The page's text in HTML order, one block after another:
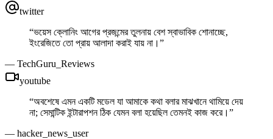
twitter
“ভয়েস ক্লোনিং আগের প্রজন্মের তুলনায় বেশ স্বাভাবিক শোনাচ্ছে,
ইংরেজিতে তো প্রায় আলাদা করাই যায় না। ”
— TechGuru_Reviews
youtube
“অবশেষে এমন একটি মডেল যা আমাকে কথা বলার মাঝখানে থামিয়ে দেয়
না; সেমান্টিক ইন্টারাপশন ঠিক যেমন বলা হয়েছিল তেমনই কাজ করে। ”
— hacker_news_user